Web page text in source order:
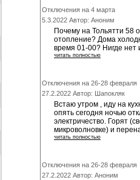
Отключения на 4 марта
5.3.2022 Автор: Аноним
Почему на Тольятти 58
отопление? Дома
время 01-00? Нигде
читать полностью
Отключения на 26-28 февраля
27.2.2022 Автор: Шапокляк
Встаю утром , иду на
опять сегодня ночью
электричество. Горят
микроволновке) и
читать полностью
Отключения на 26-28 февраля
27.2.2022 Автор: Аноним